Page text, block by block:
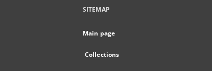
SITEMAP
Main page
Collections